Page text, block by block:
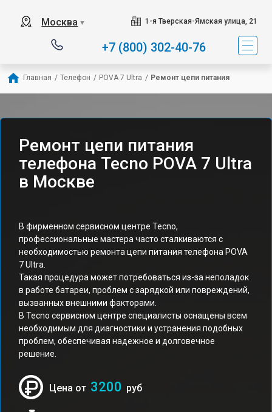
Москва ▼ 1-я Тверская-Ямская улица, 21
+7 (800) 302-40-76
Главная / Телефон / POVA 7 Ultra / Ремонт цепи питания
Ремонт цепи питания
телефона Tecno POVA 7 Ultra
в Москве
В фирменном сервисном центре Tecno,
профессиональные мастера часто сталкиваются с
необходимостью ремонта цепи питания телефона POVA
7 Ultra.
Такая процедура может потребоваться из-за неполадок
в работе батареи, проблем с зарядкой или повреждений,
вызванных внешними факторами.
В Tecno сервисном центре специалисты оснащены всем
необходимым для диагностики и устранения подобных
проблем, обеспечивая надежное и долговечное
решение.
Цена от 3200 руб